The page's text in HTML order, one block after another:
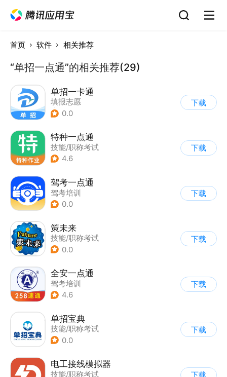
首页 软件 相关推荐
“单招一点通”的相关推荐(29)
单招一卡通
填报志愿
| 技能/职称考试
0.0
下载
特种一点通
技能/职称考试
4.6
下载
驾考一点通
驾考培训
0.0
下载
策未来
技能/职称考试
0.0
下载
全安一点通
驾考培训
4.6
下载
单招宝典
技能/职称考试
0.0
下载
电工接线模拟器
技能/职称考试
下载